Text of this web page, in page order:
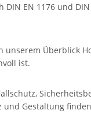
EN 1176 und
Überblick
ist.
Gestaltung